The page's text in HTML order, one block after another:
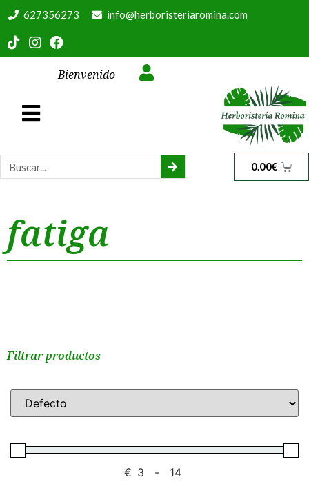
627356273 info@herboristeriaromina.com
Bienvenido
0.00€
fatiga
Filtrar productos
€ -